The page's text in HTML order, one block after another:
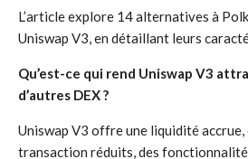
L’article explore 14 alternatives à
Uniswap V3, en détaillant leurs
Qu’est-ce qui rend Uniswap V3
d’autres DEX ?
Uniswap V3 offre une liquidité accrue,
transaction réduits, des